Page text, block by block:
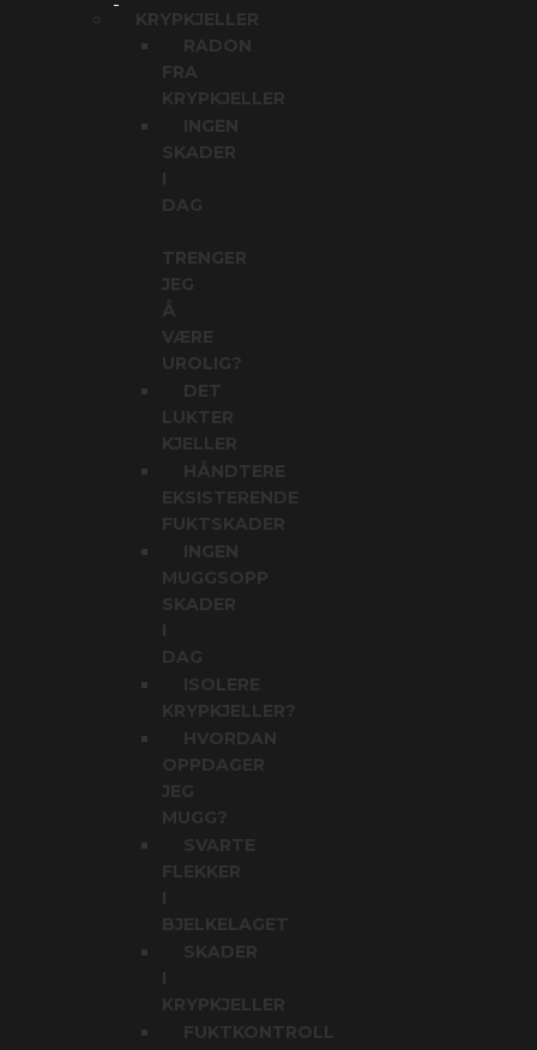
KRYPKJELLER
RADON
FRA
KRYPKJELLER
SKADER
DAG
TRENGER
JEG
Å
VÆRE
UROLIG?
LUKTER
KJELLER
HÅNDTERE
EKSISTERENDE
FUKTSKADER
MUGGSOPP
SKADER
DAG
ISOLERE
KRYPKJELLER?
HVORDAN
OPPDAGER
JEG
MUGG?
SVARTE
FLEKKER
BJELKELAGET
SKADER
KRYPKJELLER
FUKTKONTROLL